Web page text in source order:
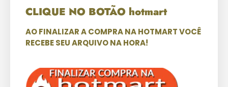
CLIQUE NO BOTÃO hotmart
AO FINALIZAR A COMPRA NA HOTMART VOCÊ
RECEBE SEU ARQUIVO NA HORA!